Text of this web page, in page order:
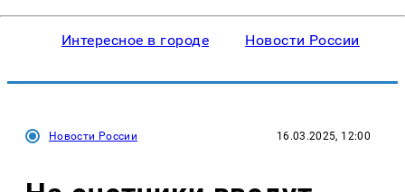
Интересное в городе Новости России
Новости России 16.03.2025, 12:00